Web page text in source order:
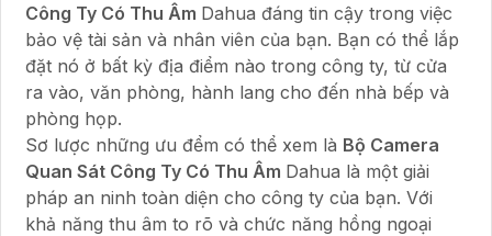
Công Ty Có Thu Âm Dahua đáng tin cậy trong việc
bảo vệ tài sản và nhân viên của bạn. Bạn có thể lắp
đặt nó ở bất kỳ địa điểm nào trong công ty, từ cửa
ra vào, văn phòng, hành lang cho đến nhà bếp và
phòng họp.
Sơ lược những ưu đểm có thể xem là Bộ Camera
Quan Sát Công Ty Có Thu Âm Dahua là một giải
pháp an ninh toàn diện cho công ty của bạn. Với
khả năng thu âm to rõ và chức năng hồng ngoại